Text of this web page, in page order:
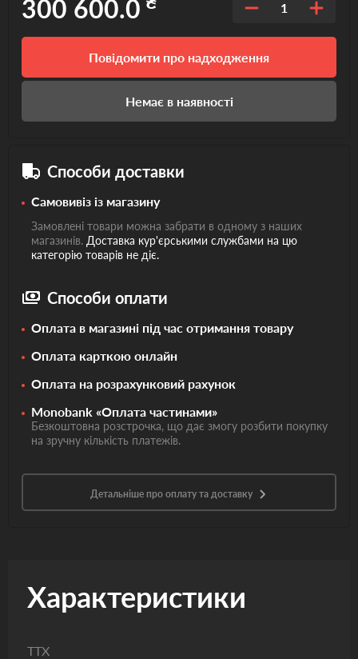
300 600.0 1
Повідомити про надходження
Немає в наявності
Способи доставки
Самовивіз із магазину
Замовлені товари можна забрати в одному з наших
магазинів. Доставка кур'єрськими службами на цю
категорію товарів не діє.
Способи оплати
Оплата в магазині під час отримання товару
Оплата карткою онлайн
Оплата на розрахунковий рахунок
Monobank «Оплата частинами»
Безкоштовна розстрочка, що дає змогу розбити покупку
на зручну кількість платежів.
Детальніше про оплату та доставку
Характеристики
ТТХ